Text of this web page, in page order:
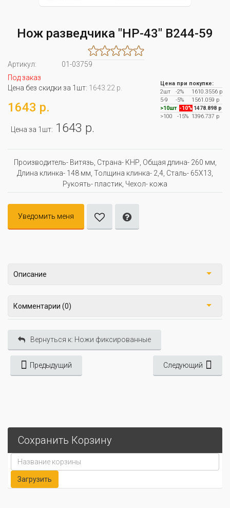
Нож разведчика "НР-43" B244-59
Артикул:
01-03759
Под заказ
Цена без скидки за 1шт: 1643.22 р.
1643 р.
Цена за 1шт: 1643 р.
Цена при покупке:
2шт
-2%
1610.3556 р
5-9
-5%
1561.059 р
>10шт -10% 1478.898 р
>100
-15% 1396.737 р
Производитель- Витязь, Страна- КНР, Oбщая длина- 260 мм,
Длина клинка- 148 мм, Толщина клинка- 2,4, Сталь- 65Х13,
Рукоять- пластик, Чехол- кожа
Уведомить меня
Описание
Комментарии (0)
Вернуться к: Ножи фиксированные
Предыдущий Следующий
Сохранить Корзину